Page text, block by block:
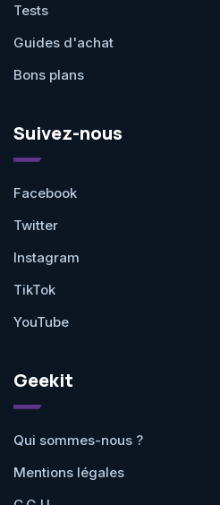
Tests
Guides d'achat
Bons plans
Suivez-nous
Facebook
Twitter
Instagram
TikTok
YouTube
Geekit
Qui sommes-nous ?
Mentions légales